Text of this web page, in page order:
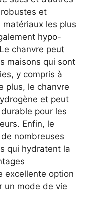
et
matériaux les plus
hypo-
chanvre peut
maisons qui sont
y compris à
plus, le chanvre
et peut
pour les
Enfin, le
nombreuses
qui hydratent la
excellente option
un mode de vie